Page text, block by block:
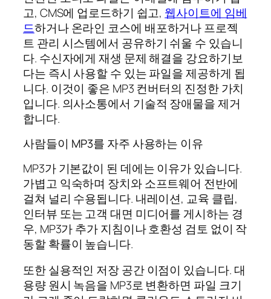
고, CMS에 업로드하기 쉽고, 웹사이트에 임베
드하거나 온라인 코스에 배포하거나 프로젝
트 관리 시스템에서 공유하기 쉬울 수 있습니
다. 수신자에게 재생 문제 해결을 강요하기보
다는 즉시 사용할 수 있는 파일을 제공하게 됩
니다. 이것이 좋은 MP3 컨버터의 진정한 가치
입니다. 의사소통에서 기술적 장애물을 제거
합니다.
사람들이 MP3를 자주 사용하는 이유
MP3가 기본값이 된 데에는 이유가 있습니다.
가볍고 익숙하며 장치와 소프트웨어 전반에
걸쳐 널리 수용됩니다. 내레이션, 교육 클립,
인터뷰 또는 고객 대면 미디어를 게시하는 경
우, MP3가 추가 지침이나 호환성 검토 없이 작
동할 확률이 높습니다.
또한 실용적인 저장 공간 이점이 있습니다. 대
용량 원시 녹음을 MP3로 변환하면 파일 크기